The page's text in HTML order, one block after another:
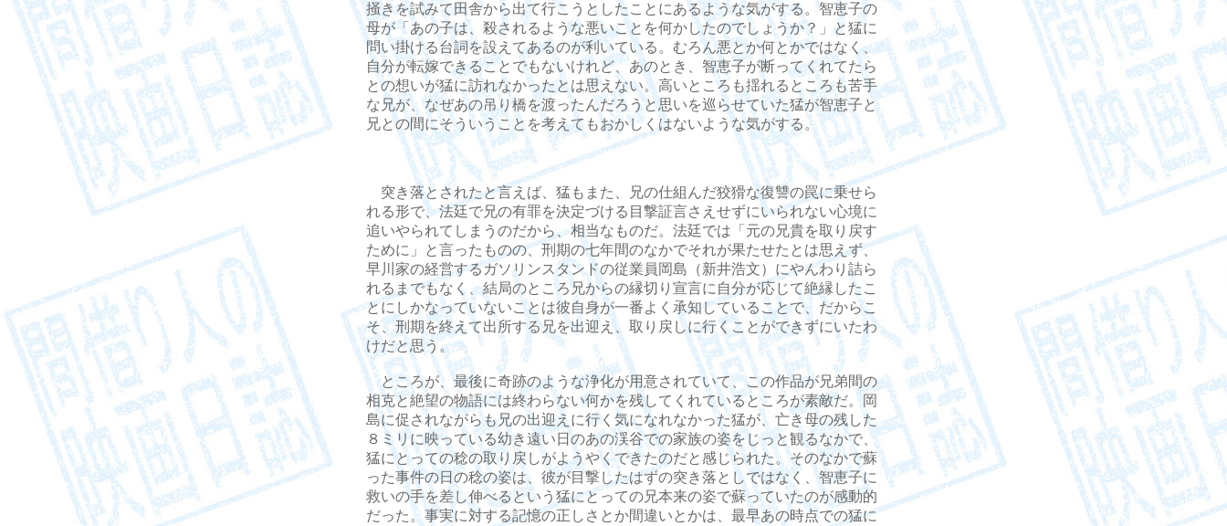
掻きを試みて田舎から出て行こうとしたことにあるような気がする。智恵子の
母が「あの子は、殺されるような悪いことを何かしたのでしょうか？」と猛に
問い掛ける台詞を設えてあるのが利いている。むろん悪とか何とかではなく、
自分が転嫁できることでもないけれど、あのとき、智恵子が断ってくれてたら
との想いが猛に訪れなかったとは思えない。高いところも揺れるところも苦手
な兄が、なぜあの吊り橋を渡ったんだろうと思いを巡らせていた猛が智恵子と
兄との間にそういうことを考えてもおかしくはないような気がする。
突き落とされたと言えば、猛もまた、兄の仕組んだ狡猾な復讐の罠に乗せら
れる形で、法廷で兄の有罪を決定づける目撃証言さえせずにいられない心境に
追いやられてしまうのだから、相当なものだ。法廷では「元の兄貴を取り戻す
ために」と言ったものの、刑期の七年間のなかでそれが果たせたとは思えず、
早川家の経営するガソリンスタンドの従業員岡島（新井浩文）にやんわり詰ら
れるまでもなく、結局のところ兄からの縁切り宣言に自分が応じて絶縁したこ
とにしかなっていないことは彼自身が一番よく承知していることで、だからこ
そ、刑期を終えて出所する兄を出迎え、取り戻しに行くことができずにいたわ
けだと思う。
ところが、最後に奇跡のような浄化が用意されていて、この作品が兄弟間の
相克と絶望の物語には終わらない何かを残してくれているところが素敵だ。岡
島に促されながらも兄の出迎えに行く気になれなかった猛が、亡き母の残した
８ミリに映っている幼き遠い日のあの渓谷での家族の姿をじっと観るなかで、
猛にとっての稔の取り戻しがようやくできたのだと感じられた。そのなかで蘇
った事件の日の稔の姿は、彼が目撃したはずの突き落としではなく、智恵子に
救いの手を差し伸べるという猛にとっての兄本来の姿で蘇っていたのが感動的
だった。事実に対する記憶の正しさとか間違いとかは、最早あの時点での猛に